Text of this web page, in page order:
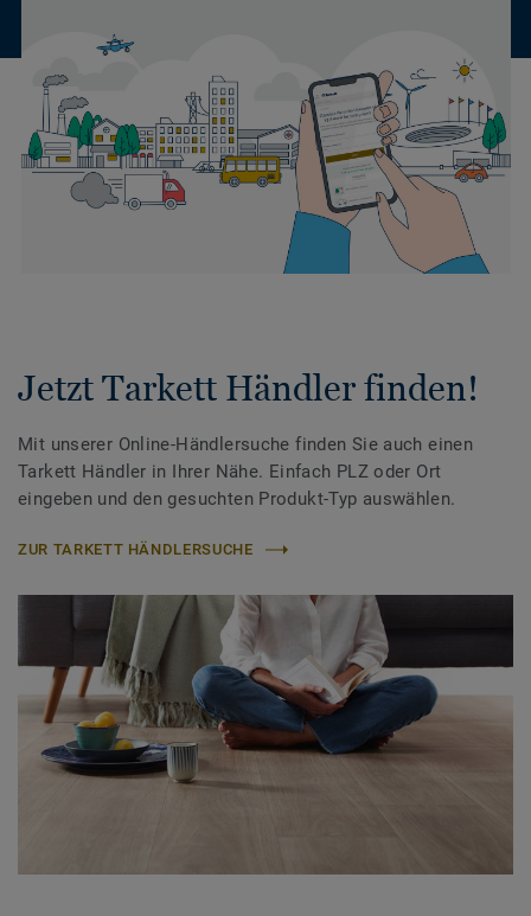
Jetzt Tarkett Händler finden!
Mit unserer Online-Händlersuche finden Sie auch einen
Tarkett Händler in Ihrer Nähe. Einfach PLZ oder Ort
eingeben und den gesuchten Produkt-Typ auswählen.
ZUR TARKETT HÄNDLERSUCHE